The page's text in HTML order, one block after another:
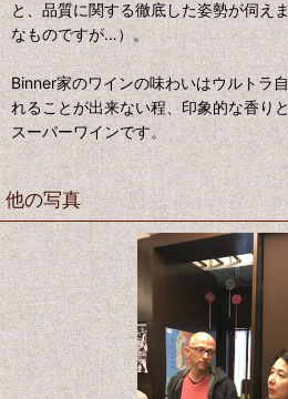
と、品質に関する徹底した姿勢が伺え
なものですが…）。
Binner家のワインの味わいはウルトラ
れることが出来ない程、印象的な香り
スーパーワインです。
他の写真